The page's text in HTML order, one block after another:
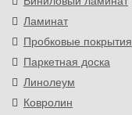
Ламинат
Пробковые покрытия
Паркетная доска
Линолеум
Ковролин